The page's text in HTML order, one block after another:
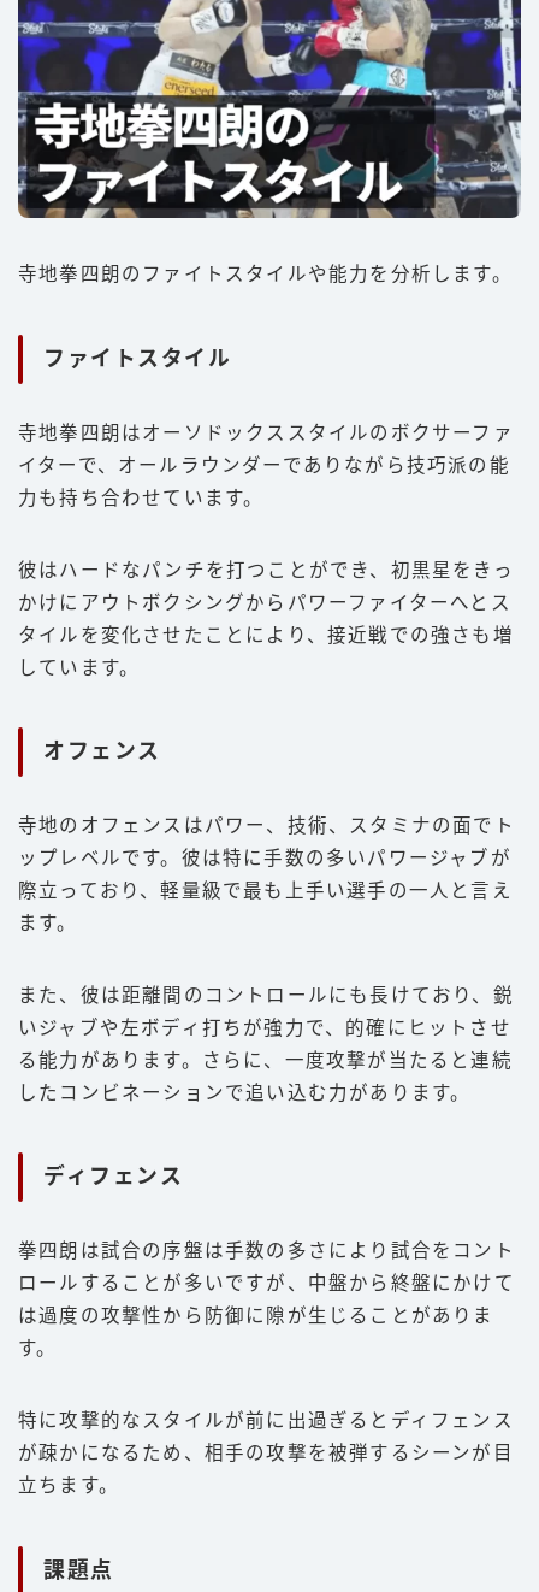
寺地拳四朗のファイトスタイルや能力を分析します。
ファイトスタイル
寺地拳四朗はオーソドックススタイルのボクサーファ
イターで、オールラウンダーでありながら技巧派の能
力も持ち合わせています。
彼はハードなパンチを打つことができ、初黒星をきっ
かけにアウトボクシングからパワーファイターへとス
タイルを変化させたことにより、接近戦での強さも増
しています。
オフェンス
寺地のオフェンスはパワー、技術、スタミナの面でト
ップレベルです。彼は特に手数の多いパワージャブが
際立っており、軽量級で最も上手い選手の一人と言え
ます。
また、彼は距離間のコントロールにも長けており、鋭
いジャブや左ボディ打ちが強力で、的確にヒットさせ
る能力があります。さらに、一度攻撃が当たると連続
したコンビネーションで追い込む力があります。
ディフェンス
拳四朗は試合の序盤は手数の多さにより試合をコント
ロールすることが多いですが、中盤から終盤にかけて
は過度の攻撃性から防御に隙が生じることがありま
す。
特に攻撃的なスタイルが前に出過ぎるとディフェンス
が疎かになるため、相手の攻撃を被弾するシーンが目
立ちます。
課題点